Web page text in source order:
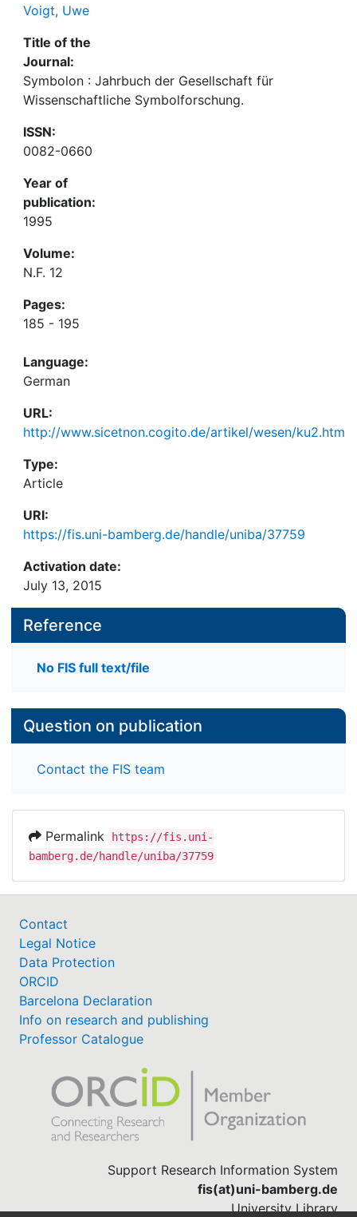
Voigt, Uwe
Title of the
Journal:
Symbolon : Jahrbuch der Gesellschaft für
Wissenschaftliche Symbolforschung.
ISSN:
0082-0660
Year of
publication:
1995
Volume:
N.F. 12
Pages:
185 - 195
Language:
German
URL:
http://www.sicetnon.cogito.de/artikel/wesen/ku2.htm
Type:
Article
URI:
https://fis.uni-bamberg.de/handle/uniba/37759
Activation date:
July 13, 2015
Reference
No FIS full text/file
Question on publication
Contact the FIS team
Permalink
https://fis.uni-
bamberg.de/handle/uniba/37759
Contact
Legal Notice
Data Protection
ORCID
Barcelona Declaration
Info on research and publishing
Professor Catalogue
Support Research Information System
fis(at)uni-bamberg.de
University Library